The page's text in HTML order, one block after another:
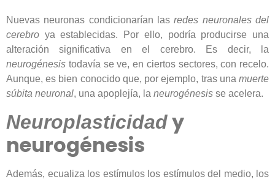
Nuevas neuronas condicionarían lasredes neuronales del
cerebro ya establecidas. Por ello, podría producirse una
alteración significativa en el cerebro. Es decir, la
neurogénesis todavía se ve, en ciertos sectores, con recelo.
Aunque, es bien conocido que, por ejemplo, tras una muerte
súbita neuronal, una apoplejía, la neurogénesis se acelera.
Neuroplasticidady
neurogénesis
Además, ecualiza los estímulos los estímulos del medio, los